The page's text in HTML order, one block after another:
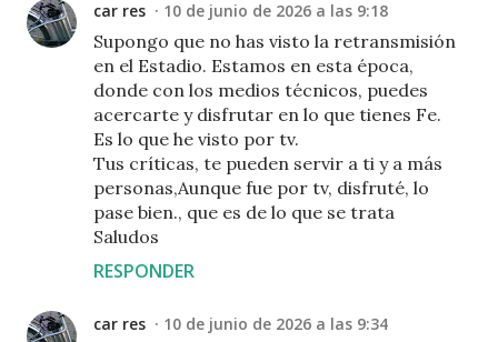
car res 10 de junio de 2026 a las 9:18
Supongo que no has visto la retransmisión
en el Estadio. Estamos en esta época,
donde con los medios técnicos, puedes
acercarte y disfrutar en lo que tienes Fe.
Es lo que he visto por tv.
Tus críticas, te pueden servir a ti y a más
personas,Aunque fue por tv, disfruté, lo
pase bien., que es de lo que se trata
Saludos
RESPONDER
car res 10 de junio de 2026 a las 9:34